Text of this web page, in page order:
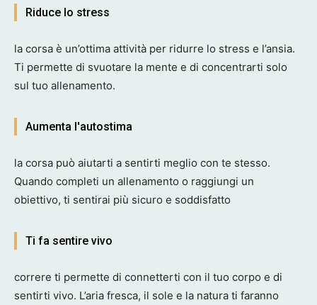
Riduce lo stress
la corsa è un’ottima attività per ridurre lo stress e l’ansia.
Ti permette di svuotare la mente e di concentrarti solo
sul tuo allenamento.
Aumenta l'autostima
la corsa può aiutarti a sentirti meglio con te stesso.
Quando completi un allenamento o raggiungi un
obiettivo, ti sentirai più sicuro e soddisfatto
Ti fa sentire vivo
correre ti permette di connetterti con il tuo corpo e di
sentirti vivo. L’aria fresca, il sole e la natura ti faranno